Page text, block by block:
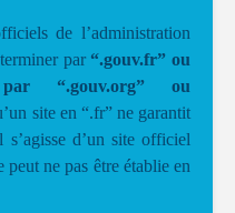
de l’administration
par“.gouv.fr” ou
“.gouv.org” ou
site en “.fr” ne garantit
s’agisse d’un site officiel
ne pas être établie en